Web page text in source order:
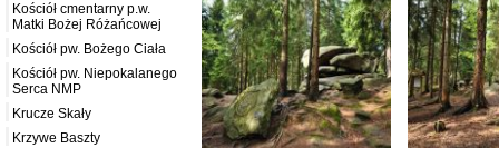
Kościół cmentarny p.w.
Matki Bożej Różańcowej
Kościół pw. Bożego Ciała
Kościół pw. Niepokalanego
Serca NMP
Krucze Skały
Krzywe Baszty